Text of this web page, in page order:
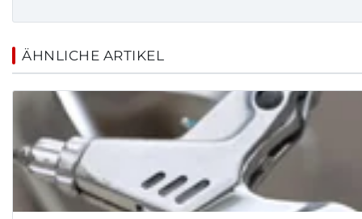
ÄHNLICHE ARTIKEL